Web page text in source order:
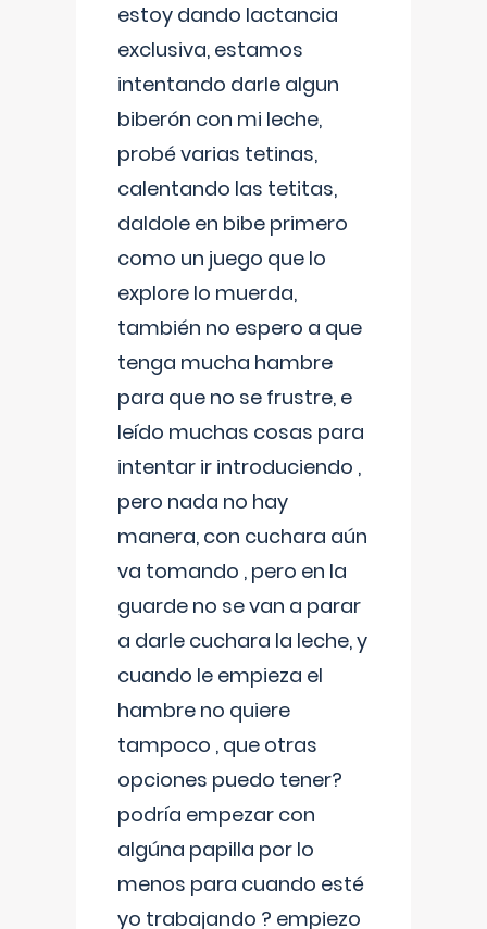
estoy dando lactancia
exclusiva, estamos
intentando darle algun
biberón con mi leche,
probé varias tetinas,
calentando las tetitas,
daldole en bibe primero
como un juego que lo
explore lo muerda,
también no espero a que
tenga mucha hambre
para que no se frustre, e
leído muchas cosas para
intentar ir introduciendo ,
pero nada no hay
manera, con cuchara aún
va tomando , pero en la
guarde no se van a parar
a darle cuchara la leche, y
cuando le empieza el
hambre no quiere
tampoco , que otras
opciones puedo tener?
podría empezar con
algúna papilla por lo
menos para cuando esté
yo trabajando ? empiezo